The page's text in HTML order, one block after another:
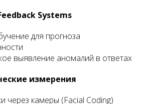
Systems
для прогноза
выявление аномалий в ответах
измерения
через камеры (Facial Coding)